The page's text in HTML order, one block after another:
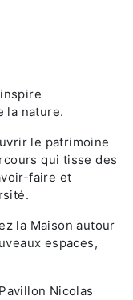
inspire
la nature.
le patrimoine
qui tisse des
faire et
la Maison autour
espaces,
Nicolas